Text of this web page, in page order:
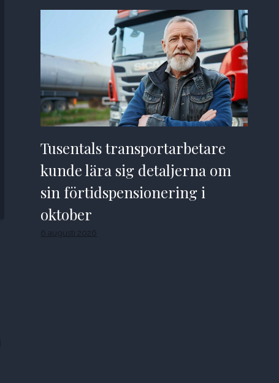
Tusentals transportarbetare
kunde lära sig detaljerna om
sin förtidspensionering i
oktober
6 augusti 2026